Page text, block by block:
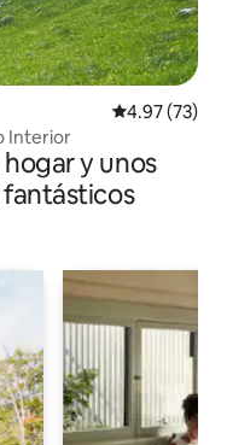
Calificación
4.97 (73)
Interior
y unos